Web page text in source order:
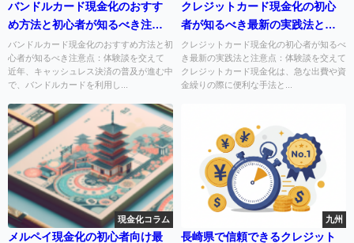
バンドルカード現金化のおすす
め方法と初心者が知るべき注意
点：体験談を交えて
バンドルカード現金化のおすすめ方法と初
心者が知るべき注意点：体験談を交えて
近年、キャッシュレス決済の普及が進む中
で、バンドルカードを利用し...
クレジットカード現金化の初心
者が知るべき最新の実践法と注
意点：体験談を交えて
クレジットカード現金化の初心者が知るべ
き最新の実践法と注意点：体験談を交えて
クレジットカード現金化は、急な出費や資
金繰りの際に便利な手法と...
現金化コラム
メルペイ現金化の初心者向け最
九州
長崎県で信頼できるクレジット